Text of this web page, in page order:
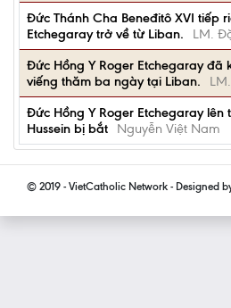
Ðức Thánh Cha Beneđitô XVI tiếp
Etchegaray trở về từ Liban.
LM.
Ðức Hồng Y Roger Etchegaray đã
viếng thăm ba ngày tại Liban.
Đức Hồng Y Roger Etchegaray lên
Hussein bị bắt
Nguyễn Việt Nam
© 2019 - VietCatholic Network - Designed